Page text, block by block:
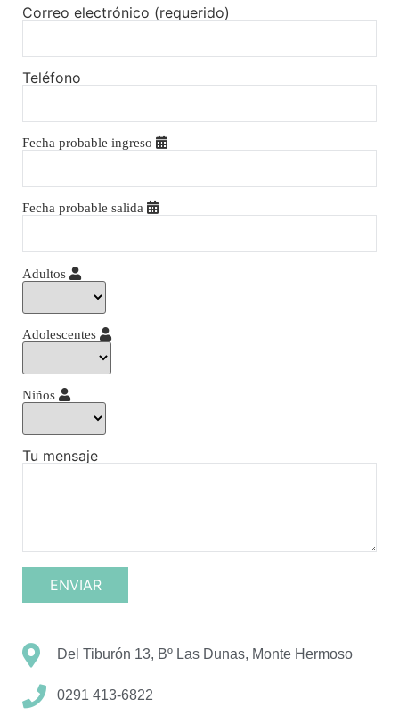
Correo electrónico (requerido)
Teléfono
Fecha probable ingreso
Fecha probable salida
Adultos
Adolescentes
Niños
Tu mensaje
Del Tiburón 13, Bº Las Dunas, Monte Hermoso
0291 413-6822